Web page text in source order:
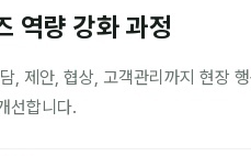
역량 강화 과정
, 제안, 협상, 고객관리까지 현장
선합니다.